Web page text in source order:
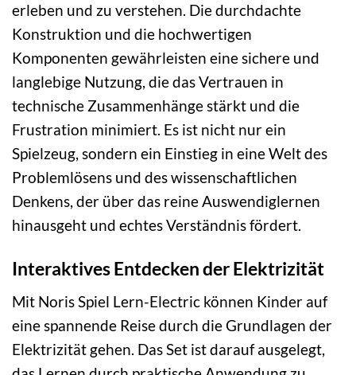
erleben und zu verstehen. Die durchdachte
Konstruktion und die hochwertigen
Komponenten gewährleisten eine sichere und
langlebige Nutzung, die das Vertrauen in
technische Zusammenhänge stärkt und die
Frustration minimiert. Es ist nicht nur ein
Spielzeug, sondern ein Einstieg in eine Welt des
Problemlösens und des wissenschaftlichen
Denkens, der über das reine Auswendiglernen
hinausgeht und echtes Verständnis fördert.
Interaktives Entdecken der Elektrizität
Mit Noris Spiel Lern-Electric können Kinder auf
eine spannende Reise durch die Grundlagen der
Elektrizität gehen. Das Set ist darauf ausgelegt,